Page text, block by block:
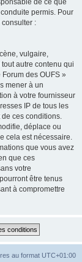
de ce que
permis. Pour
:
vulgaire,
autre contenu qui
des OUFS »
mener à un
à votre fournisseur
IP de tous les
ces conditions.
déplace ou
cela est nécessaire.
que vous avez
que ces
votre
être tenus
à compromettre
au format UTC+01:00